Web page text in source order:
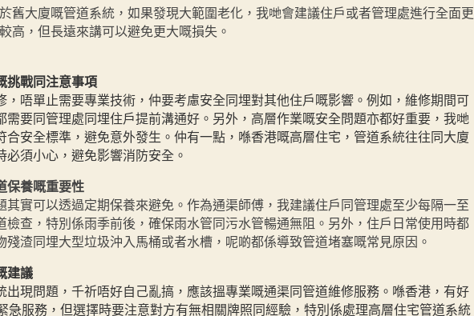
舊大廈嘅管道系統，如果發現大範圍老化，我哋會建議住戶或者管理處進行全面更
高，但長遠來講可以避免更大嘅損失。
挑戰同注意事項
，唔單止需要專業技術，仲要考慮安全同埋對其他住戶嘅影響。例如，維修期間可
需要同管理處同埋住戶提前溝通好。另外，高層作業嘅安全問題亦都好重要，我哋
合安全標準，避免意外發生。仲有一點，喺香港嘅高層住宅，管道系統往往同大廈
須小心，避免影響消防安全。
保養嘅重要性
其實可以透過定期保養來避免。作為通渠師傅，我建議住戶同管理處至少每隔一至
檢查，特別係雨季前後，確保雨水管同污水管暢通無阻。另外，住戶日常使用時都
渣同埋大型垃圾沖入馬桶或者水槽，呢啲都係導致管道堵塞嘅常見原因。
建議
出現問題，千祈唔好自己亂搞，應該搵專業嘅通渠同管道維修服務。喺香港，有好
急服務，但選擇時要注意對方有無相關牌照同經驗，特別係處理高層住宅管道系統